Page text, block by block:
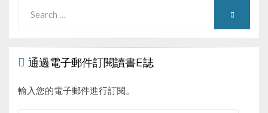
for:
SEARCH
通過電子郵件訂閱讀書E誌
輸入您的電子郵件進行訂閱。